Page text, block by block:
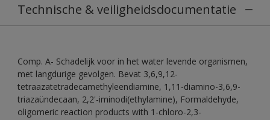
Technische & veiligheidsdocumentatie
Comp. A- Schadelijk voor in het water levende organismen,
met langdurige gevolgen. Bevat 3,6,9,12-
tetraazatetradecamethyleendiamine, 1,11-diamino-3,6,9-
triazaündecaan, 2,2'-iminodi(ethylamine), Formaldehyde,
oligomeric reaction products with 1-chloro-2,3-